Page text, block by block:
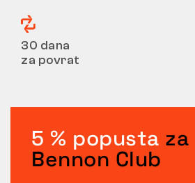
30 dana
za povrat
5 % popusta za
Bennon Club